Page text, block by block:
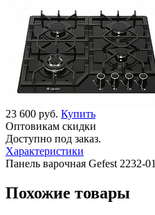
23 600 руб. Купить
Оптовикам скидки
Доступно под заказ.
Характеристики
Панель варочная Gefest 2232-01
Похожие товары